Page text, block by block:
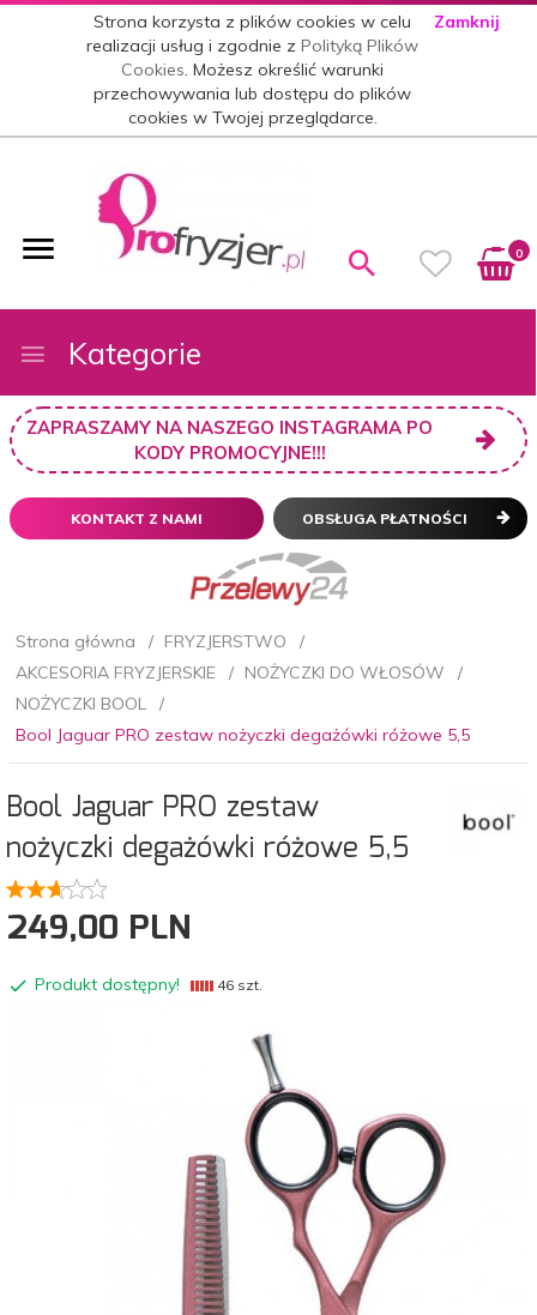
Strona korzysta z plików cookies w celu
realizacji usług i zgodnie zPolityką Plików
Cookies. Możesz określić warunki
przechowywania lub dostępu do plików
cookies w Twojej przeglądarce.
Zamknij
0
Kategorie
ZAPRASZAMY NA NASZEGO INSTAGRAMA PO
KODY PROMOCYJNE!!!
KONTAKT Z NAMI OBSŁUGA PŁATNOŚCI
Strona główna
FRYZJERSTWO
AKCESORIA FRYZJERSKIE
NOŻYCZKI DO WŁOSÓW
NOŻYCZKI BOOL
Bool Jaguar PRO zestaw nożyczki degażówki różowe 5,5
Bool Jaguar PRO zestaw
nożyczki degażówki różowe 5,5
249,00 PLN
Produkt dostępny! 46 szt.